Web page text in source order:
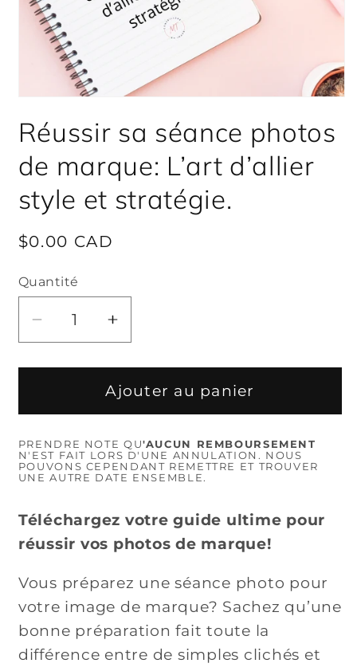
média
1
une
fenêtre
Réussir sa séance photos
de marque: L’art d’allier
style et stratégie.
Prix
$0.00 CAD
Quantité
Réduire
la
quantité
Réussir
séance
photos
marque:
L’art
d’allier
style
et
stratégie.
Augmenter
la
quantité
de
Réussir
séance
photos
marque:
L’art
d’allier
style
stratégie.
Ajouter au panier
PRENDRE NOTE QU'AUCUN REMBOURSEMENT
N'EST FAIT LORS D'UNE ANNULATION. NOUS
POUVONS CEPENDANT REMETTRE ET TROUVER
UNE AUTRE DATE ENSEMBLE.
Téléchargez votre guide ultime pour
réussir vos photos de marque!
Vous préparez une séance photo pour
votre image de marque? Sachez qu’une
bonne préparation fait toute la
différence entre de simples clichés et